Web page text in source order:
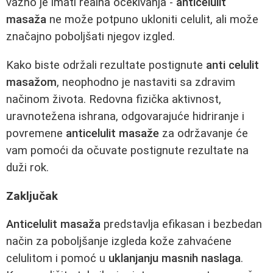
masaža ne može potpuno ukloniti celulit, ali može
značajno poboljšati njegov izgled.
Kako biste održali rezultate postignute anti celulit
masažom, neophodno je nastaviti sa zdravim
načinom života. Redovna fizička aktivnost,
uravnotežena ishrana, odgovarajuće hidriranje i
povremene anticelulit masaže za održavanje će
vam pomoći da očuvate postignute rezultate na
duži rok.
Zaključak
Anticelulit masaža predstavlja efikasan i bezbedan
način za poboljšanje izgleda kože zahvaćene
celulitom i pomoć u uklanjanju masnih naslaga.